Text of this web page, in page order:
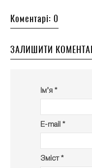
Коментарі: 0
ЗАЛИШИТИ
Ім’я *
E-mail *
Зміст *